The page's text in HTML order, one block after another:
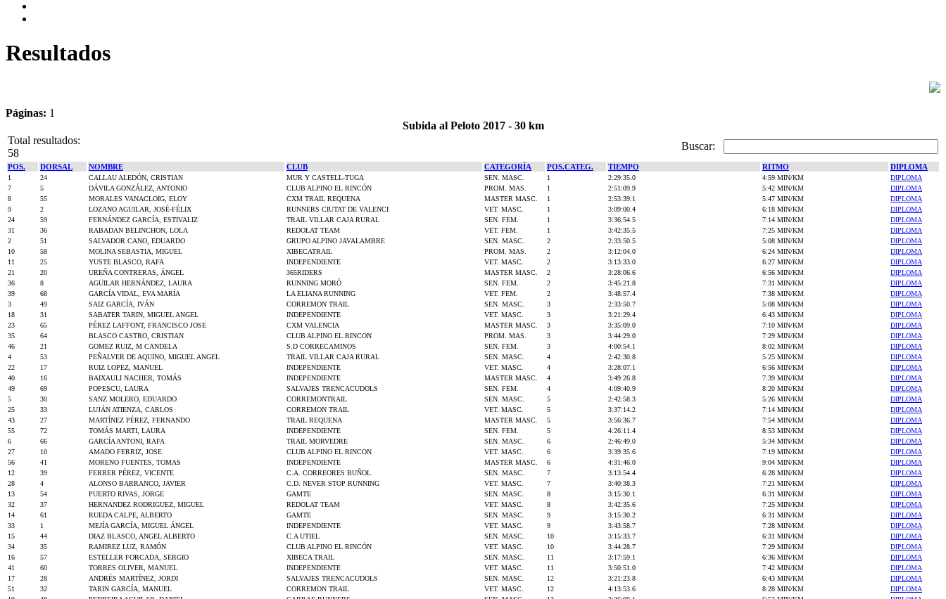
Resultados
Páginas: 1
Subida al Peloto 2017 - 30 km
Total resultados:
58
Buscar:
POS. DORSAL NOMBRE CLUB CATEGORÍA POS.CATEG. TIEMPO RITMO DIPLOMA
1 24 CALLAU ALEDÓN, CRISTIAN MUR Y CASTELL-TUGA SEN. MASC. 1 2:29:35.0 4:59 MIN/KM
DIPLOMA
7
5 DÁVILA GONZÁLEZ, ANTONIO CLUB ALPINO EL RINCÓN PROM. MAS. 1 2:51:09.9 5:42 MIN/KM
DIPLOMA
8
55 MORALES VANACLOIG, ELOY CXM TRAIL REQUENA MASTER MASC. 1 2:53:39.1 5:47 MIN/KM
DIPLOMA
9
2 LOZANO AGUILAR, JOSÉ-FÉLIX RUNNERS CIUTAT DE VALENCI VET. MASC. 1 3:09:00.4 6:18 MIN/KM
DIPLOMA
24
59 FERNÁNDEZ GARCÍA, ESTIVALIZ TRAIL VILLAR CAJA RURAL SEN. FEM. 1 3:36:54.5 7:14 MIN/KM
DIPLOMA
31
36 RABADAN BELINCHON, LOLA REDOLAT TEAM VET. FEM. 1 3:42:35.5 7:25 MIN/KM
DIPLOMA
2
51 SALVADOR CANO, EDUARDO GRUPO ALPINO JAVALAMBRE SEN. MASC. 2 2:33:50.5 5:08 MIN/KM
DIPLOMA
10
58 MOLINA SEBASTIA, MIGUEL XIBECATRAIL PROM. MAS. 2 3:12:04.0 6:24 MIN/KM
DIPLOMA
11
25 YUSTE BLASCO, RAFA INDEPENDIENTE VET. MASC. 2 3:13:33.0 6:27 MIN/KM
DIPLOMA
21
20 UREÑA CONTRERAS, ÁNGEL 365RIDERS MASTER MASC. 2 3:28:06.6 6:56 MIN/KM
DIPLOMA
36
8 AGUILAR HERNÁNDEZ, LAURA RUNNING MORÓ SEN. FEM. 2 3:45:21.8 7:31 MIN/KM
DIPLOMA
39
68 GARCÍA VIDAL, EVA MARÍA LA ELIANA RUNNING VET. FEM. 2 3:48:57.4 7:38 MIN/KM
DIPLOMA
3
49 SAIZ GARCÍA, IVÁN CORREMON TRAIL SEN. MASC. 3 2:33:50.7 5:08 MIN/KM
DIPLOMA
18
31 SABATER TARIN, MIGUEL ANGEL INDEPENDIENTE VET. MASC. 3 3:21:29.4 6:43 MIN/KM
DIPLOMA
23
65 PÉREZ LAFFONT, FRANCISCO JOSE CXM VALENCIA MASTER MASC. 3 3:35:09.0 7:10 MIN/KM
DIPLOMA
35
64 BLASCO CASTRO, CRISTIAN CLUB ALPINO EL RINCON PROM. MAS. 3 3:44:29.0 7:29 MIN/KM
DIPLOMA
46
21 GOMEZ RUIZ, M CANDELA S.D CORRECAMINOS SEN. FEM. 3 4:00:54.1 8:02 MIN/KM
DIPLOMA
4
53 PEÑALVER DE AQUINO, MIGUEL ANGEL TRAIL VILLAR CAJA RURAL SEN. MASC. 4 2:42:30.8 5:25 MIN/KM
DIPLOMA
22
17 RUIZ LOPEZ, MANUEL INDEPENDIENTE VET. MASC. 4 3:28:07.1 6:56 MIN/KM
DIPLOMA
40
16 BAIXAULI NACHER, TOMÁS INDEPENDIENTE MASTER MASC. 4 3:49:26.8 7:39 MIN/KM
DIPLOMA
49
69 POPESCU, LAURA SALVAJES TRENCACUDOLS SEN. FEM. 4 4:09:40.9 8:20 MIN/KM
DIPLOMA
5
30 SANZ MOLERO, EDUARDO CORREMONTRAIL SEN. MASC. 5 2:42:58.3 5:26 MIN/KM
DIPLOMA
25
33 LUJÁN ATIENZA, CARLOS CORREMON TRAIL VET. MASC. 5 3:37:14.2 7:14 MIN/KM
DIPLOMA
43
27 MARTÍNEZ PÉREZ, FERNANDO TRAIL REQUENA MASTER MASC. 5 3:56:36.7 7:54 MIN/KM
DIPLOMA
55
72 TOMÁS MARTI, LAURA INDEPENDIENTE SEN. FEM. 5 4:26:11.4 8:53 MIN/KM
DIPLOMA
6
66 GARCÍA ANTONI, RAFA TRAIL MORVEDRE SEN. MASC. 6 2:46:49.0 5:34 MIN/KM
DIPLOMA
27
10 AMADO FERRIZ, JOSE CLUB ALPINO EL RINCON VET. MASC. 6 3:39:35.6 7:19 MIN/KM
DIPLOMA
56
41 MORENO FUENTES, TOMAS INDEPENDIENTE MASTER MASC. 6 4:31:46.0 9:04 MIN/KM
DIPLOMA
12
39 FERRER PÉREZ, VICENTE C.A. CORREORES BUÑOL SEN. MASC. 7 3:13:54.4 6:28 MIN/KM
DIPLOMA
28
4 ALONSO BARRANCO, JAVIER C.D. NEVER STOP RUNNING VET. MASC. 7 3:40:38.3 7:21 MIN/KM
DIPLOMA
13
54 PUERTO RIVAS, JORGE GAMTE SEN. MASC. 8 3:15:30.1 6:31 MIN/KM
DIPLOMA
32
37 HERNANDEZ RODRIGUEZ, MIGUEL REDOLAT TEAM VET. MASC. 8 3:42:35.6 7:25 MIN/KM
DIPLOMA
14
61 RUEDA CALPE, ALBERTO GAMTE SEN. MASC. 9 3:15:30.2 6:31 MIN/KM
DIPLOMA
33
1 MEJÍA GARCÍA, MIGUEL ÁNGEL INDEPENDIENTE VET. MASC. 9 3:43:58.7 7:28 MIN/KM
DIPLOMA
15
44 DIAZ BLASCO, ANGEL ALBERTO C.A UTIEL SEN. MASC. 10 3:15:33.7 6:31 MIN/KM
DIPLOMA
34
35 RAMIREZ LUZ, RAMÓN CLUB ALPINO EL RINCÓN VET. MASC. 10 3:44:28.7 7:29 MIN/KM
DIPLOMA
16
57 ESTELLER FORCADA, SERGIO XIBECA TRAIL SEN. MASC. 11 3:17:59.1 6:36 MIN/KM
DIPLOMA
41
60 TORRES OLIVER, MANUEL INDEPENDIENTE VET. MASC. 11 3:50:51.0 7:42 MIN/KM
DIPLOMA
17
28 ANDRÉS MARTÍNEZ, JORDI SALVAJES TRENCACUDOLS SEN. MASC. 12 3:21:23.8 6:43 MIN/KM
DIPLOMA
51
32 TARIN GARCÍA, MANUEL CORREMON TRAIL VET. MASC. 12 4:13:53.6 8:28 MIN/KM
DIPLOMA